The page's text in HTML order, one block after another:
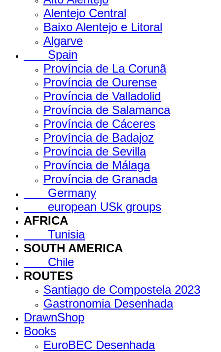
Alentejo Central
Baixo Alentejo e Litoral
Algarve
Spain
Província de La Corunã
Província de Ourense
Província de Valladolid
Província de Salamanca
Província de Cáceres
Província de Badajoz
Província de Sevilla
Província de Málaga
Província de Granada
Germany
european USk groups
AFRICA
Tunisia
SOUTH AMERICA
Chile
ROUTES
Santiago de Compostela 2023
Gastronomia Desenhada
DrawnShop
Books
EuroBEC Desenhada